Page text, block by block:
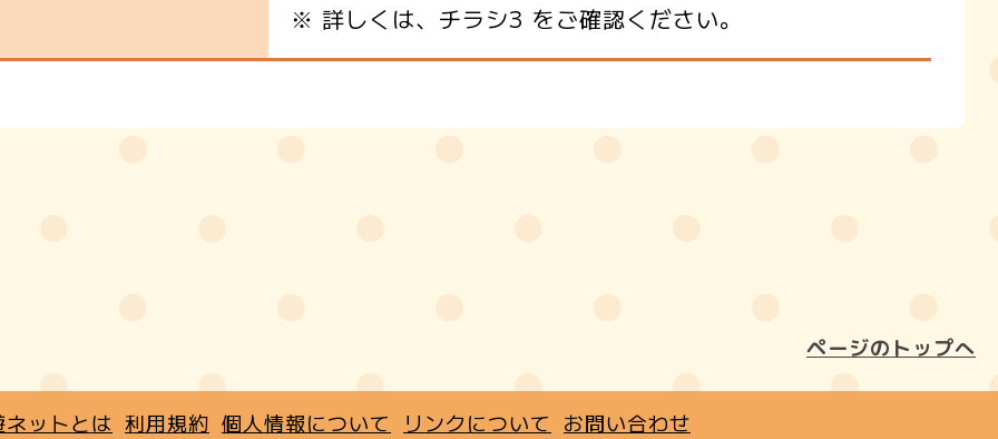
※ 詳しくは、チラシ3 をご確認ください。
ページのトップへ
ットとは 利用規約 個人情報について リンクについて お問い合わせ